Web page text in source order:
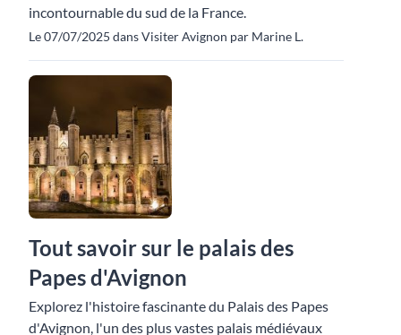
incontournable du sud de la France.
Le 07/07/2025 dans Visiter Avignon par Marine L.
Tout savoir sur le palais des
Papes d'Avignon
Explorez l'histoire fascinante du Palais des Papes
d'Avignon, l'un des plus vastes palais médiévaux